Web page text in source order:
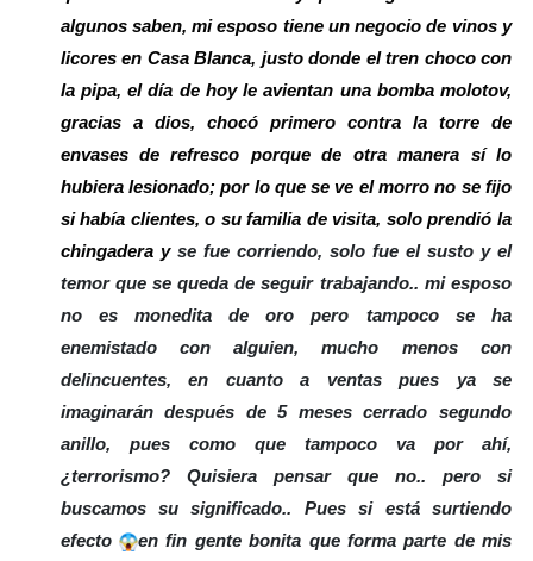
algunos saben, mi esposo tiene un negocio de vinos y
licores en Casa Blanca, justo donde el tren choco con
la pipa, el día de hoy le avientan una bomba molotov,
gracias a dios, chocó primero contra la torre de
envases de refresco porque de otra manera sí lo
hubiera lesionado; por lo que se ve el morro no se fijo
si había clientes, o su familia de visita, solo prendió la
chingadera y se fue corriendo, solo fue el susto y el
temor que se queda de seguir trabajando.. mi esposo
no es monedita de oro pero tampoco se ha
enemistado con alguien, mucho menos con
delincuentes, en cuanto a ventas pues ya se
imaginarán después de 5 meses cerrado segundo
anillo, pues como que tampoco va por ahí,
¿terrorismo? Quisiera pensar que no.. pero si
buscamos su significado.. Pues si está surtiendo
efecto
en fin gente bonita que forma parte de mis